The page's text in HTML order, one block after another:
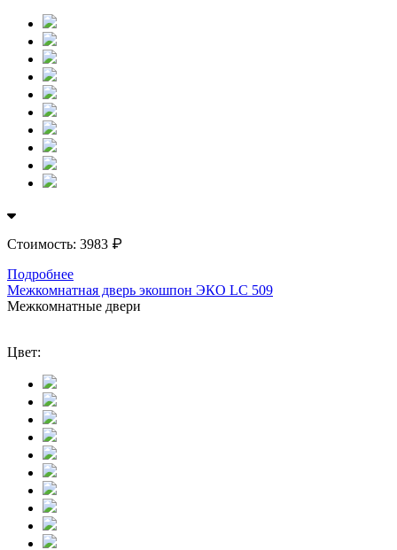
Стоимость: 3983 ₽
Подробнее
Межкомнатная дверь экошпон ЭКО LС 509
Межкомнатные двери
Цвет: